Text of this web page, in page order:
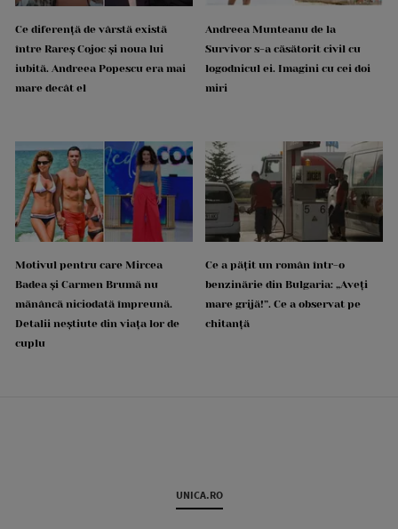
Ce diferență de vârstă există
între Rareș Cojoc și noua lui
iubită. Andreea Popescu era mai
mare decât el
Andreea Munteanu de la
Survivor s-a căsătorit civil cu
logodnicul ei. Imagini cu cei doi
miri
Motivul pentru care Mircea
Badea și Carmen Brumă nu
mănâncă niciodată împreună.
Detalii neștiute din viața lor de
cuplu
Ce a pățit un român într-o
benzinărie din Bulgaria: „Aveți
mare grijă!”. Ce a observat pe
chitanță
UNICA.RO